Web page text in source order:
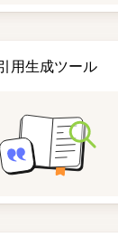
用生成ツール